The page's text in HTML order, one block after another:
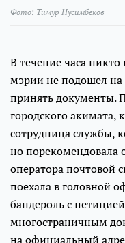
Фото: Тимур Нусимбеков
В течение часа
мэрии не подошел на
принять документы.
городского акимата,
сотрудница службы,
но порекомендовала
оператора почтовой
поехала в головной
бандероль с
многостраничным
на официальный